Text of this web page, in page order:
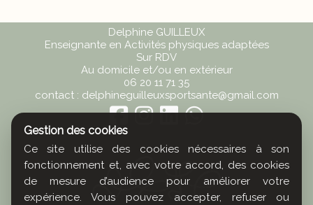
Delphine GUILLEUX
Enseignante en Activités physiques adaptées
Sur RDV
Au domicile et/ou en extérieur
06 20 11 71 35
contact : delphineguilleuxsportsante@gmail.com
Gestion des cookies
Ce site utilise des cookies nécessaires à son
fonctionnement et, avec votre accord, des cookies
de mesure d’audience pour améliorer votre
expérience. Vous pouvez accepter, refuser ou